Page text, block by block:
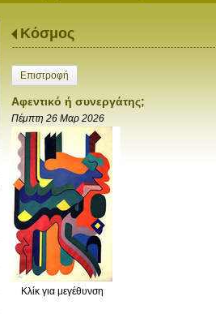
Κόσμος
Επιστροφή
Αφεντικό ή συνεργάτης;
Πέμπτη 26 Μαρ 2026
Κλίκ για μεγέθυνση